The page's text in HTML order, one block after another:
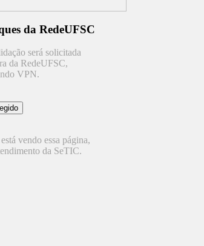
da RedeUFSC
será solicitada
da RedeUFSC,
VPN.
vendo essa página,
da SeTIC.